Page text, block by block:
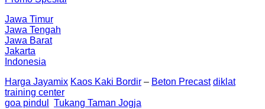
Jawa Timur
Jawa Tengah
Jawa Barat
Jakarta
Indonesia
Harga Jayamix Kaos Kaki Bordir – Beton Precast diklat
training center
goa pindul
Tukang Taman Jogja